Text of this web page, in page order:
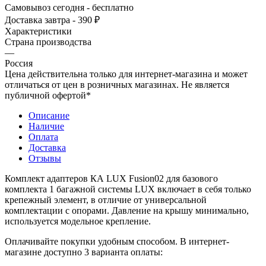
Самовывоз сегодня - бесплатно
Доставка завтра - 390 ₽
Характеристики
Страна производства
—
Россия
Цена действительна только для интернет-магазина и может
отличаться от цен в розничных магазинах. Не является
публичной офертой*
Описание
Наличие
Оплата
Доставка
Отзывы
Комплект адаптеров КА LUX Fusion02 для базового
комплекта 1 багажной системы LUX включает в себя только
крепежный элемент, в отличие от универсальной
комплектации с опорами. Давление на крышу минимально,
используется модельное крепление.
Оплачивайте покупки удобным способом. В интернет-
магазине доступно 3 варианта оплаты: